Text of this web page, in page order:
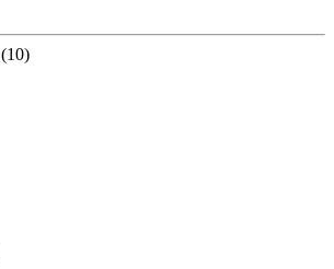
(10)